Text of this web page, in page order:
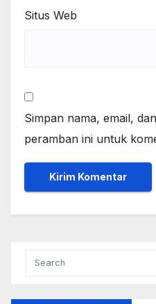
Situs Web
Simpan nama, email,
peramban ini untuk